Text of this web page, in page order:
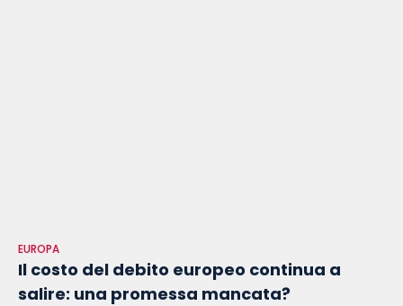
EUROPA
Il costo del debito europeo continua a
salire: una promessa mancata?